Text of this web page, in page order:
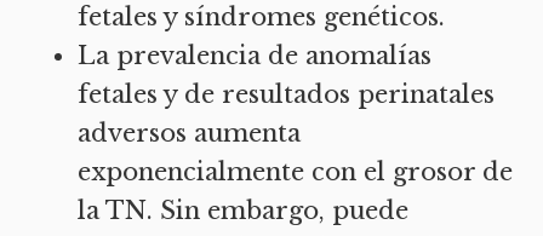
fetales y síndromes genéticos.
La prevalencia de anomalías
fetales y de resultados perinatales
adversos aumenta
exponencialmente con el grosor de
la TN. Sin embargo, puede